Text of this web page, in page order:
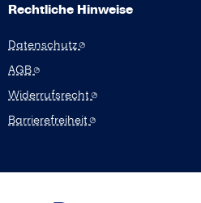
Rechtliche Hinweise
Datenschutz
AGB
Widerrufsrecht
Barrierefreiheit